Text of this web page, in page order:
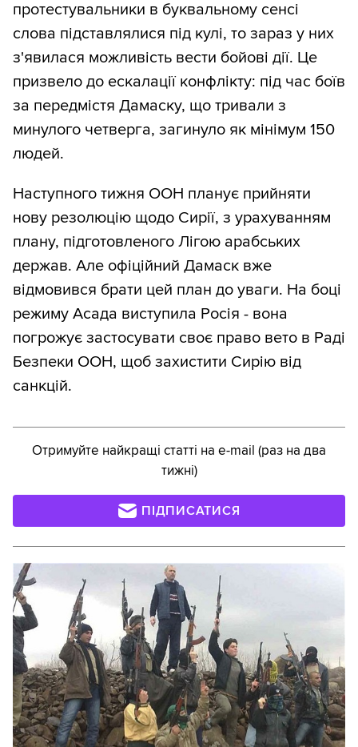
протестувальники в буквальному сенсі
слова підставлялися під кулі, то зараз у них
з'явилася можливість вести бойові дії. Це
призвело до ескалації конфлікту: під час боїв
за передмістя Дамаску, що тривали з
минулого четверга, загинуло як мінімум 150
людей.
Наступного тижня ООН планує прийняти
нову резолюцію щодо Сирії, з урахуванням
плану, підготовленого Лігою арабських
держав. Але офіційний Дамаск вже
відмовився брати цей план до уваги. На боці
режиму Асада виступила Росія - вона
погрожує застосувати своє право вето в Раді
Безпеки ООН, щоб захистити Сирію від
санкцій.
Отримуйте найкращі статті на e-mail (раз на два
тижні)
ПІДПИСАТИСЯ